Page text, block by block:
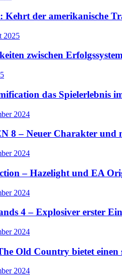
Kehrt der amerikanische
2025
zwischen
das Spielerlebnis
2024
8 – Neuer Charakter und
2024
– Hazelight und EA
2024
4 – Explosiver erster
2024
Old Country bietet einen
2024